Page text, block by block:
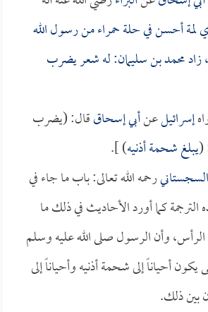
أحسن في حلة حمراء من رسول الله
محمد بن سليمان: له شعر يضرب
إسرائيلعنأبي إسحاققال: (يضرب
:يبلغ شحمة أذنيه) ].
رحمه الله تعالى: باب ما جاء في
الترجمة كما أورد الأحاديث في ذلك ما
وأن الرسول صلى الله عليه وسلم
أحياناً إلى شحمة أذنيه وأحياناً إلى
بين ذلك.